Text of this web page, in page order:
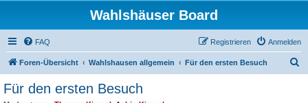
Wahlshäuser Board
FAQ Anmelden
Registrieren
Foren-Übersicht Wahlshausen allgemein Für den ersten Besuch
Für den ersten Besuch